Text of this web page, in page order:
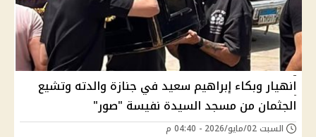
انهيار وبكاء إبراهيم سعيد في جنازة والدته وتشيع
الجثمان من مسجد السيدة نفيسة "صور"
السبت 02/مايو/2026 - 04:40 م